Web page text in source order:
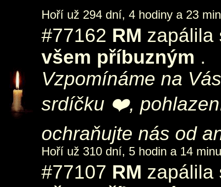
Hoří už 294 dní, 4 hodiny a 23
#77162 RM
všem příbuzným .
Vzpomínáme na
srdíčku ❤️,
ochraňujte nás od
Hoří už 310 dní, 5 hodin a 14
#77107 RM